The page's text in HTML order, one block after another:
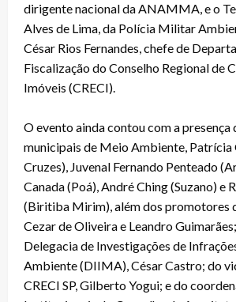
dirigente nacional da ANAMMA, e o
Alves de Lima, da Polícia Militar
César Rios Fernandes, chefe de
Fiscalização do Conselho Regional de
Imóveis (CRECI).
O evento ainda contou com a presença
municipais de Meio Ambiente, Patrícia
Cruzes), Juvenal Fernando Penteado
Canada (Poá), André Ching (Suzano) e
(Biritiba Mirim), além dos promotores
Cezar de Oliveira e Leandro
Delegacia de Investigações de
Ambiente (DIIMA), César Castro; do
CRECI SP, Gilberto Yogui; e do